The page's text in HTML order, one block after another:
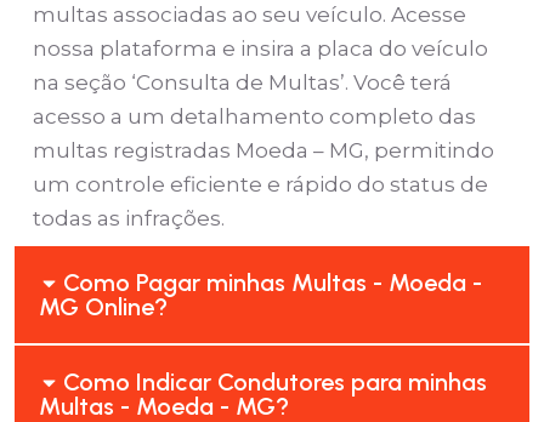
multas associadas ao seu veículo. Acesse
nossa plataforma e insira a placa do veículo
na seção ‘Consulta de Multas’. Você terá
acesso a um detalhamento completo das
multas registradas Moeda – MG, permitindo
um controle eficiente e rápido do status de
todas as infrações.
Como Pagar minhas Multas - Moeda -
MG Online?
Como Indicar Condutores para minhas
Multas - Moeda - MG?